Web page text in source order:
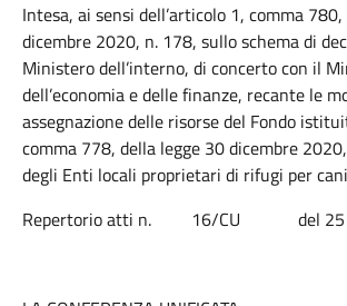
Intesa, ai sensi dell’articolo 1, comma
dicembre 2020, n. 178, sullo schema di
Ministero dell’interno, di concerto con il
dell’economia e delle finanze, recante le
assegnazione delle risorse del Fondo
comma 778, della legge 30 dicembre
degli Enti locali proprietari di rifugi per
Repertorio atti n. 16/CU del 25